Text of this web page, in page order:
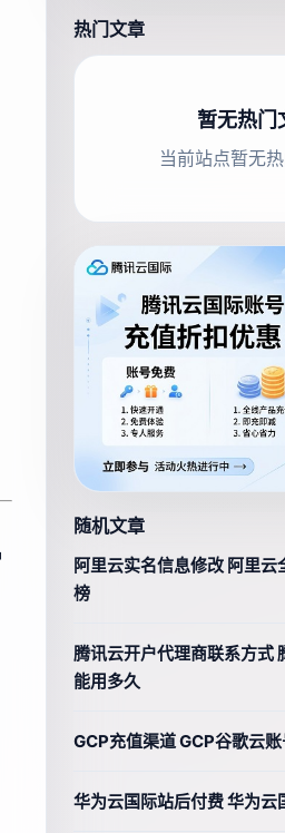
热门文章
暂无热门
当前站点暂无热
随机文章
阿里云实名信息修改 阿里
榜
腾讯云开户代理商联系方式
能用多久
GCP充值渠道 GCP谷歌云
华为云国际站后付费 华为云